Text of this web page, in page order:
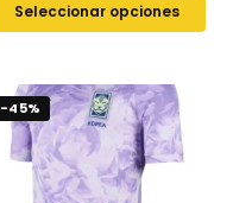
Seleccionar opciones
-45%